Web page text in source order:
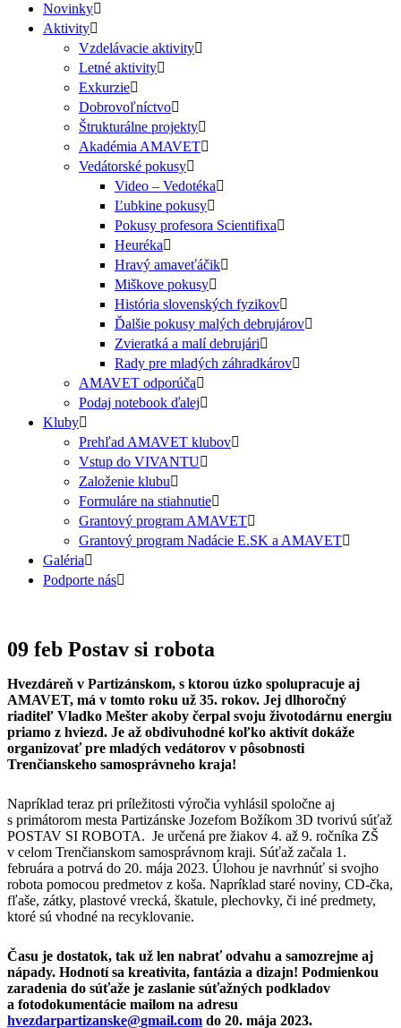
Novinky
Aktivity
Vzdelávacie aktivity
Letné aktivity
Exkurzie
Dobrovoľníctvo
Štrukturálne projekty
Akadémia AMAVET
Vedátorské pokusy
Video – Vedotéka
Ľubkine pokusy
Pokusy profesora Scientifixa
Heuréka
Hravý amaveťáčik
Miškove pokusy
História slovenských fyzikov
Ďalšie pokusy malých debrujárov
Zvieratká a malí debrujári
Rady pre mladých záhradkárov
AMAVET odporúča
Podaj notebook ďalej
Kluby
Prehľad AMAVET klubov
Vstup do VIVANTU
Založenie klubu
Formuláre na stiahnutie
Grantový program AMAVET
Grantový program Nadácie E.SK a AMAVET
Galéria
Podporte nás
09 feb Postav si robota
Hvezdáreň v Partizánskom, s ktorou úzko spolupracuje aj
AMAVET, má v tomto roku už 35. rokov. Jej dlhoročný
riaditeľ Vladko Mešter akoby čerpal svoju životodárnu energiu
priamo z hviezd. Je až obdivuhodné koľko aktivít dokáže
organizovať pre mladých vedátorov v pôsobnosti
Trenčianskeho samosprávneho kraja!
Napríklad teraz pri príležitosti výročia vyhlásil spoločne aj
s primátorom mesta Partizánske Jozefom Božíkom 3D tvorivú súťaž
POSTAV SI ROBOTA. Je určená pre žiakov 4. až 9. ročníka ZŠ
v celom Trenčianskom samosprávnom kraji. Súťaž začala 1.
februára a potrvá do 20. mája 2023. Úlohou je navrhnúť si svojho
robota pomocou predmetov z koša. Napríklad staré noviny, CD-čka,
fľaše, zátky, plastové vrecká, škatule, plechovky, či iné predmety,
ktoré sú vhodné na recyklovanie.
Času je dostatok, tak už len nabrať odvahu a samozrejme aj
nápady. Hodnotí sa kreativita, fantázia a dizajn! Podmienkou
zaradenia do súťaže je zaslanie súťažných podkladov
a fotodokumentácie mailom na adresu
hvezdarpartizanske@gmail.com do 20. mája 2023.